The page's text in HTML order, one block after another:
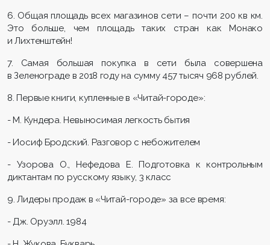
6. Общая площадь всех магазинов сети – почти 200 кв км.
Это больше, чем площадь таких стран как Монако
и Лихтенштейн!
7. Самая большая покупка в сети была совершена
в Зеленограде в 2018 году на сумму 457 тысяч 968 рублей.
8. Первые книги, купленные в «Читай-городе»:
- М. Кундера. Невыносимая легкость бытия
- Иосиф Бродский. Разговор с небожителем
- Узорова О., Нефедова Е. Подготовка к контрольным
диктантам по русскому языку, 3 класс
9. Лидеры продаж в «Читай-городе» за все время:
- Дж. Оруэлл. 1984